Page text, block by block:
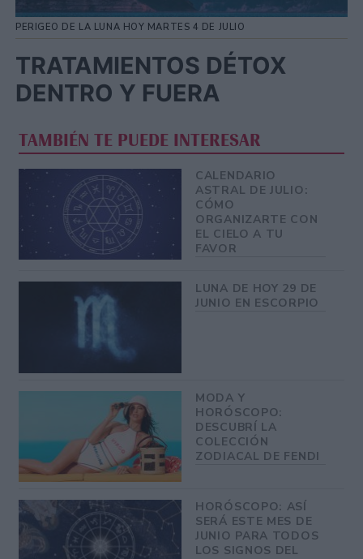
PERIGEO DE LA LUNA HOY MARTES 4 DE JULIO
TRATAMIENTOS DÉTOX
DENTRO Y FUERA
TAMBIÉN TE PUEDE INTERESAR
CALENDARIO
ASTRAL DE JULIO:
CÓMO
ORGANIZARTE CON
EL CIELO A TU
FAVOR
LUNA DE HOY 29 DE
JUNIO EN ESCORPIO
MODA Y
HORÓSCOPO:
DESCUBRÍ LA
COLECCIÓN
ZODIACAL DE FENDI
HORÓSCOPO: ASÍ
SERÁ ESTE MES DE
JUNIO PARA TODOS
LOS SIGNOS DEL